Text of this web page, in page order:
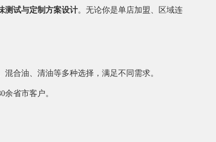
测试与定制方案设计。无论你是单店加盟、区域连
合油、清油等多种选择，满足不同需求。
省市客户。